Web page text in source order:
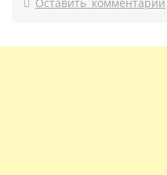
Оставить комментарий